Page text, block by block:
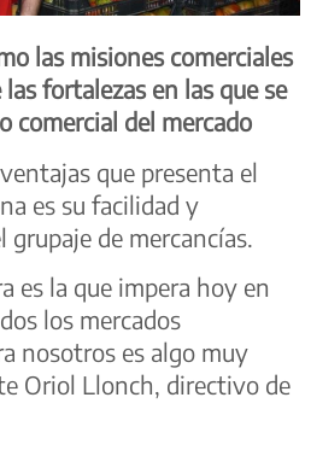
las misiones comerciales
fortalezas en las que se
comercial del mercado
que presenta el
es su facilidad y
grupaje de mercancías.
es la que impera hoy en
los mercados
nosotros es algo muy
Oriol Llonch, directivo de